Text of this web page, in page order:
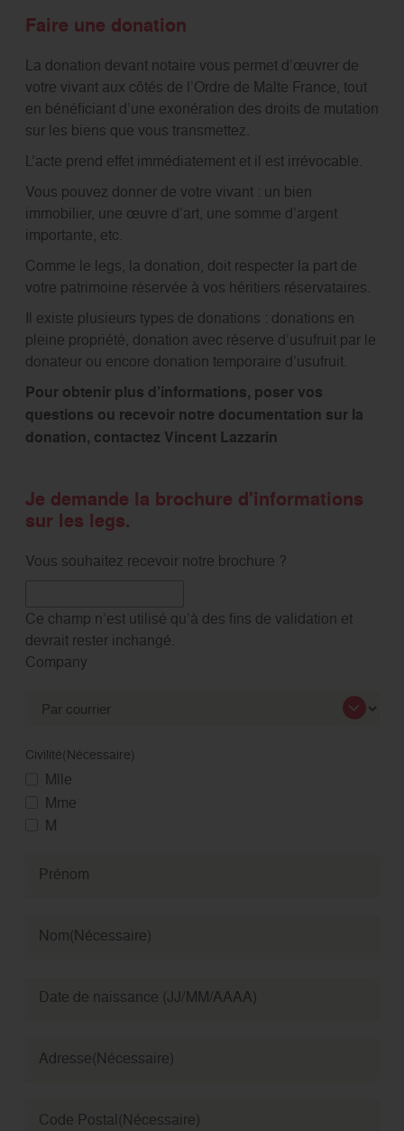
Faire une donation
La donation devant notaire vous permet d’œuvrer de
votre vivant aux côtés de l’Ordre de Malte France, tout
en bénéficiant d’une exonération des droits de mutation
sur les biens que vous transmettez.
L’acte prend effet immédiatement et il est irrévocable.
Vous pouvez donner de votre vivant : un bien
immobilier, une œuvre d’art, une somme d’argent
importante, etc.
Comme le legs, la donation, doit respecter la part de
votre patrimoine réservée à vos héritiers réservataires.
Il existe plusieurs types de donations : donations en
pleine propriété, donation avec réserve d’usufruit par le
donateur ou encore donation temporaire d’usufruit.
Pour obtenir plus d’informations, poser vos
questions ou recevoir notre documentation sur la
donation, contactez Vincent Lazzarin
Je demande la brochure d'informations
sur les legs.
Vous souhaitez recevoir notre brochure ?
Ce champ n’est utilisé qu’à des fins de validation et
devrait rester inchangé.
Company
Civilité(Nécessaire)
Mlle
Mme
M
Prénom
Nom(Nécessaire)
Date de naissance (JJ/MM/AAAA)
Adresse(Nécessaire)
Code Postal(Nécessaire)